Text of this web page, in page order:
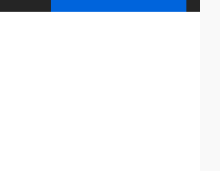
Duque